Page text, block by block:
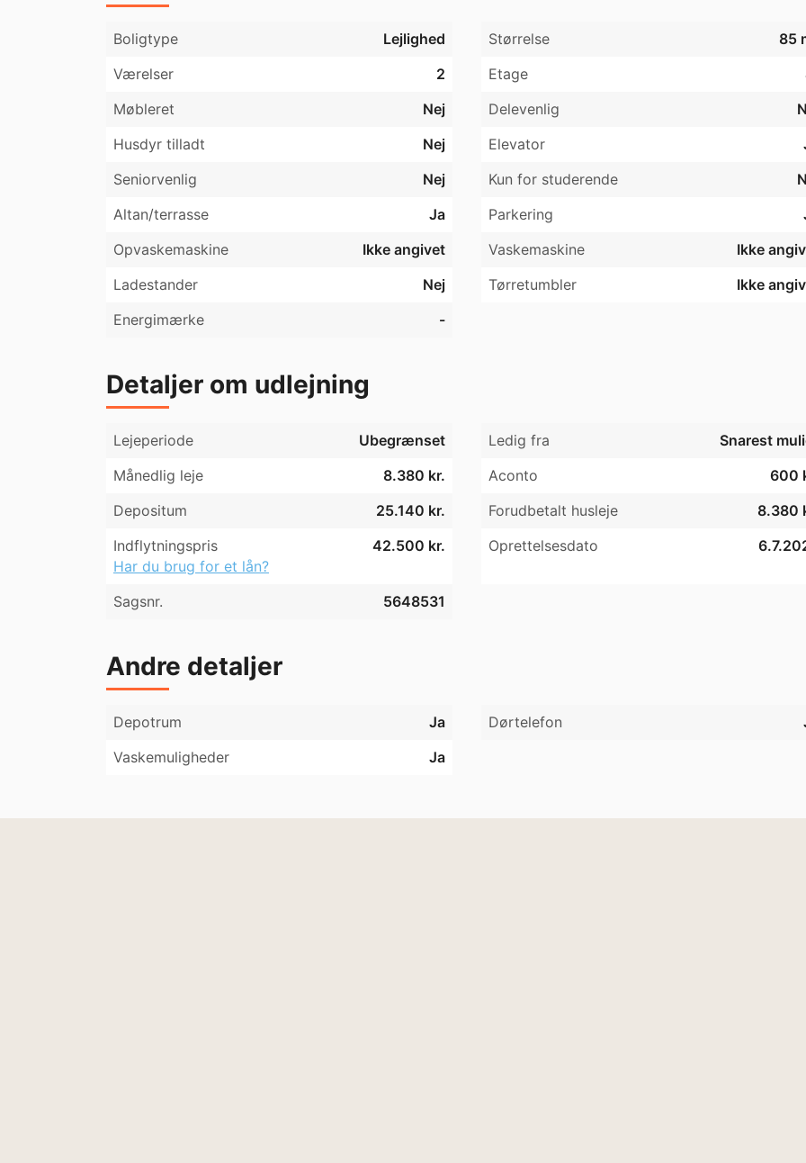
Boligtype Lejlighed Størrelse
85
Værelser
2 Etage
Møbleret
Nej Delevenlig
Husdyr tilladt
Nej Elevator
Seniorvenlig
Nej Kun for studerende
Altan/terrasse
Ja Parkering
Opvaskemaskine
Ikke angivet Vaskemaskine
Ikke
Ladestander
Nej Tørretumbler
Ikke
Energimærke
-
Detaljer om udlejning
Lejeperiode Ubegrænset Ledig fra
Snarest
Månedlig leje
8.380 kr. Aconto
600
Depositum
25.140 kr. Forudbetalt husleje
8.380
Indflytningspris
42.500 kr.
Har du brug for et lån?
Oprettelsesdato
Sagsnr. 5648531
Andre detaljer
Depotrum Ja Dørtelefon
Vaskemuligheder
Ja